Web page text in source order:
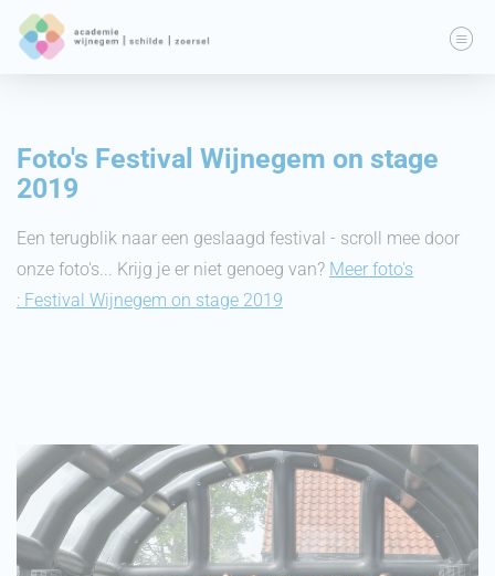
Foto's Festival Wijnegem on stage
2019
Een terugblik naar een geslaagd festival - scroll mee door
onze foto's... Krijg je er niet genoeg van? Meer foto's
: Festival Wijnegem on stage 2019